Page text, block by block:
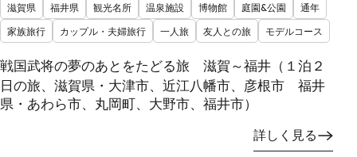
滋賀県 福井県 観光名所 温泉施設 博物館 庭園&公園
通年
家族旅行
カップル・夫婦旅行 一人旅 友人との旅 モデルコース
戦国武将の夢のあとをたどる旅 滋賀～福井（１泊２
日の旅、滋賀県・大津市、近江八幡市、彦根市 福井
県・あわら市、丸岡町、大野市、福井市）
詳しく見る